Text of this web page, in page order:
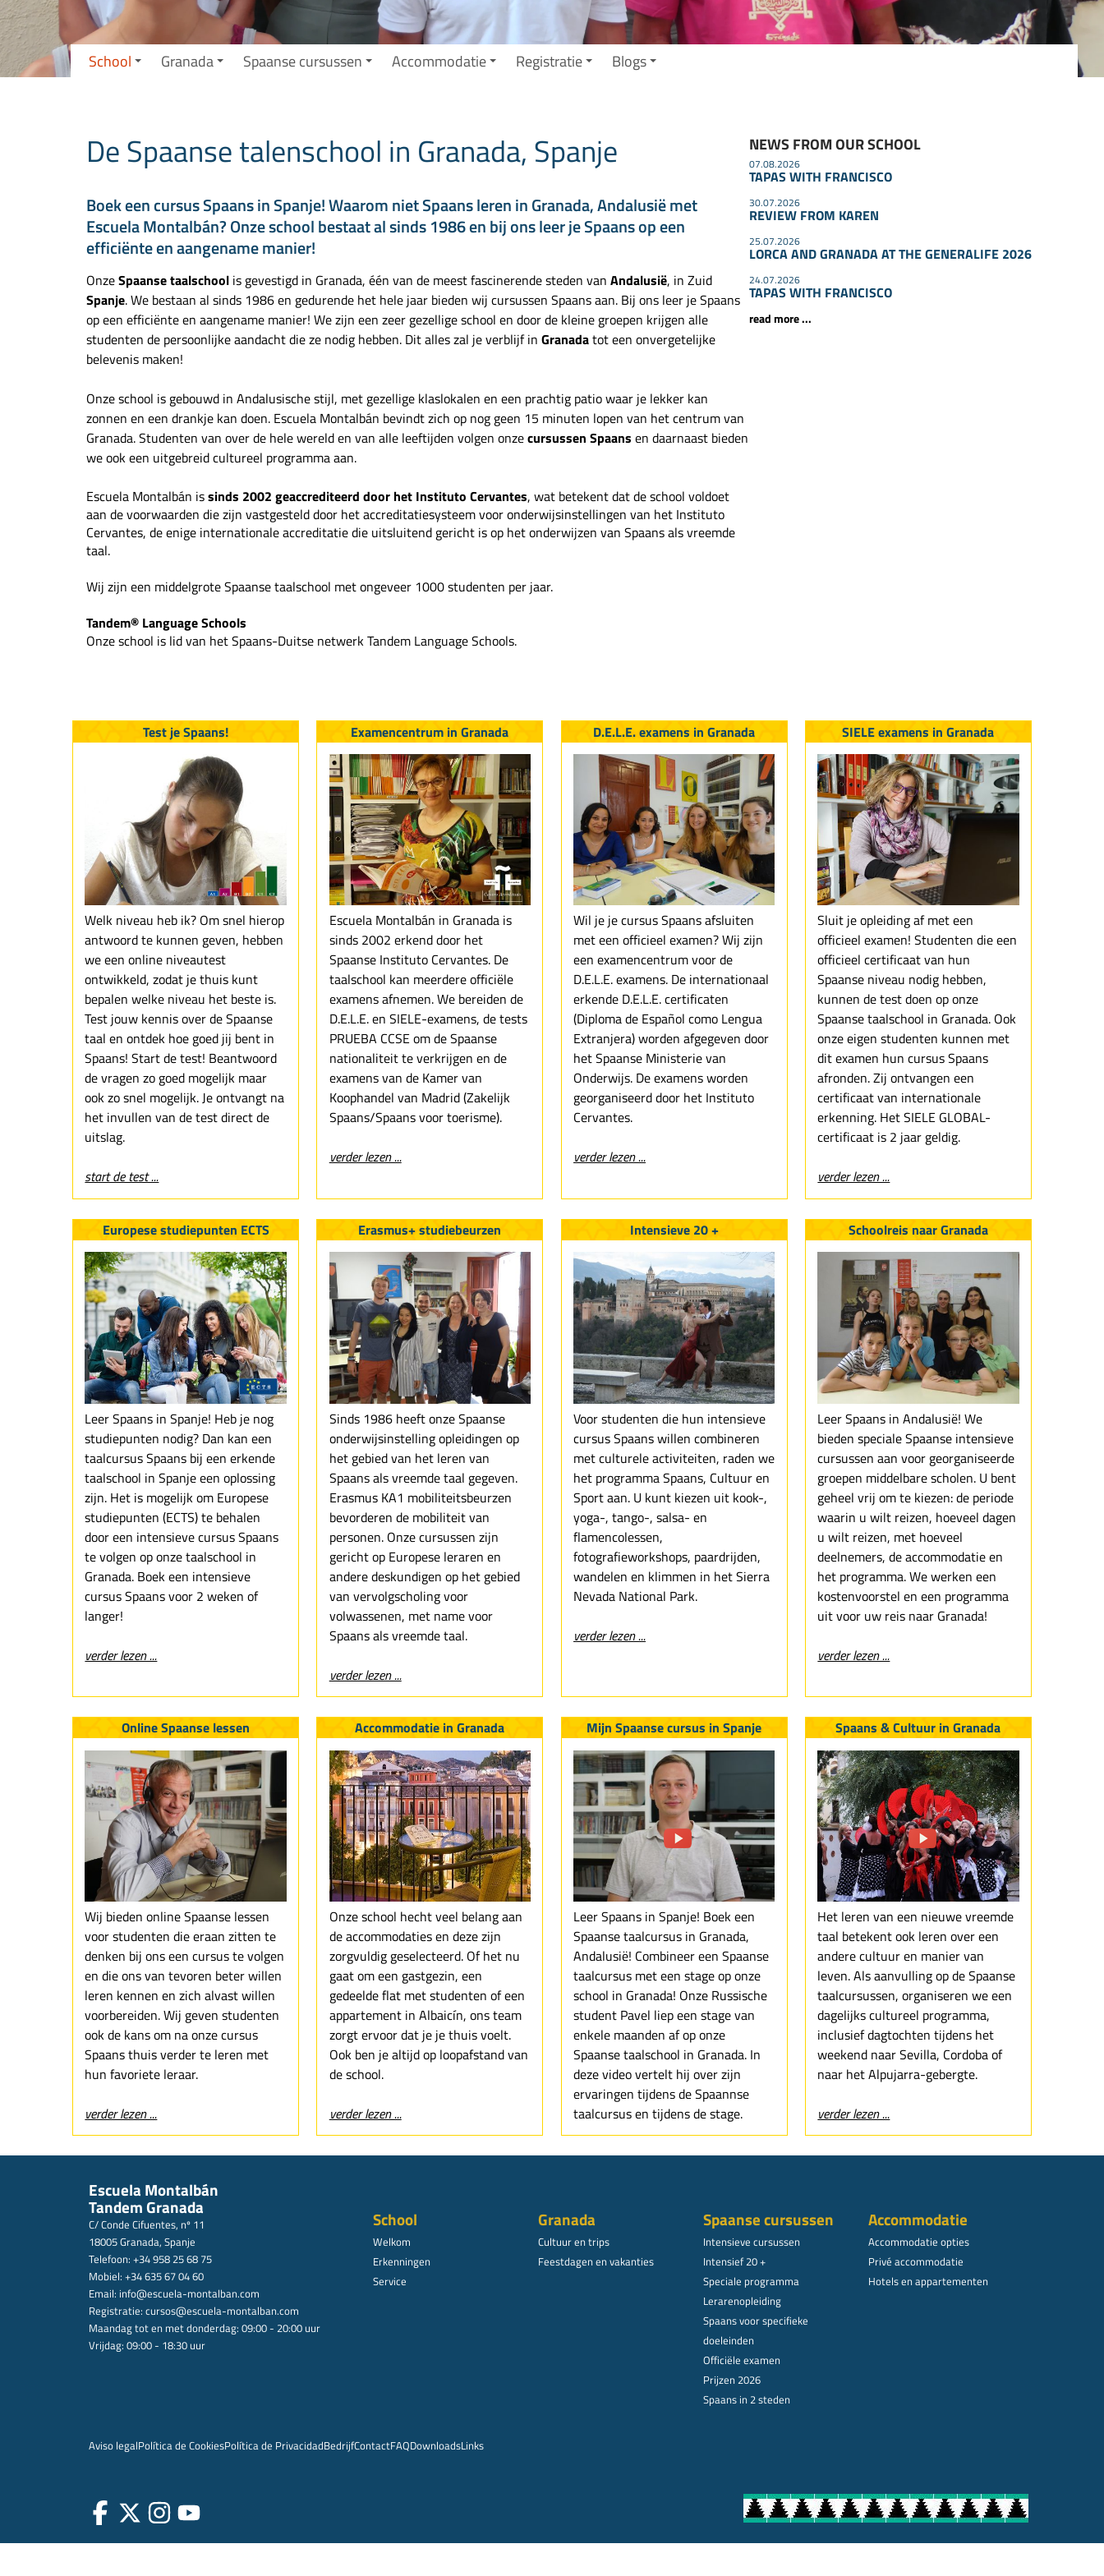
School Granada Spaanse cursussen Accommodatie Registratie Blogs
De Spaanse talenschool in Granada, Spanje
Boek een cursus Spaans in Spanje! Waarom niet Spaans leren in Granada, Andalusië met
Escuela Montalbán? Onze school bestaat al sinds 1986 en bij ons leer je Spaans op een
efficiënte en aangename manier!
OnzeSpaanse taalschool is gevestigd in Granada, één van de meest fascinerende steden vanAndalusië, in Zuid
Spanje. We bestaan al sinds 1986 en gedurende het hele jaar bieden wij cursussen Spaans aan. Bij ons leer je Spaans
op een efficiënte en aangename manier! We zijn een zeer gezellige school en door de kleine groepen krijgen alle
studenten de persoonlijke aandacht die ze nodig hebben. Dit alles zal je verblijf inGranadatot een onvergetelijke
belevenis maken!
Onze school is gebouwd in Andalusische stijl, met gezellige klaslokalen en een prachtig patio waar je lekker kan
zonnen en een drankje kan doen. Escuela Montalbán bevindt zich op nog geen 15 minuten lopen van het centrum van
Granada. Studenten van over de hele wereld en van alle leeftijden volgen onzecursussen Spaans en daarnaast bieden
we ook een uitgebreid cultureel programma aan.
Escuela Montalbán issinds 2002 geaccrediteerd door het Instituto Cervantes, wat betekent dat de school voldoet
aan de voorwaarden die zijn vastgesteld door het accreditatiesysteem voor onderwijsinstellingen van het Instituto
Cervantes, de enige internationale accreditatie die uitsluitend gericht is op het onderwijzen van Spaans als vreemde
taal.
Wij zijn een middelgrote Spaanse taalschool met ongeveer 1000 studenten per jaar.
Tandem® Language Schools
Onze school is lid van het Spaans-Duitse netwerk Tandem Language Schools.
NEWS FROM OUR SCHOOL
07.08.2026
TAPAS WITH FRANCISCO
30.07.2026
REVIEW FROM KAREN
25.07.2026
LORCA AND GRANADA AT THE GENERALIFE 2026
24.07.2026
TAPAS WITH FRANCISCO
read more ...
Test je Spaans!
Welk niveau heb ik? Om snel hierop
antwoord te kunnen geven, hebben
we een online niveautest
ontwikkeld, zodat je thuis kunt
bepalen welke niveau het beste is.
Test jouw kennis over de Spaanse
taal en ontdek hoe goed jij bent in
Spaans! Start de test! Beantwoord
de vragen zo goed mogelijk maar
ook zo snel mogelijk. Je ontvangt na
het invullen van de test direct de
uitslag.
start de test ...
Examencentrum in Granada
Escuela Montalbán in Granada is
sinds 2002 erkend door het
Spaanse Instituto Cervantes. De
taalschool kan meerdere officiële
examens afnemen. We bereiden de
D.E.L.E. en SIELE-examens, de tests
PRUEBA CCSE om de Spaanse
nationaliteit te verkrijgen en de
examens van de Kamer van
Koophandel van Madrid (Zakelijk
Spaans/Spaans voor toerisme).
verder lezen ...
D.E.L.E. examens in Granada
Wil je je cursus Spaans afsluiten
met een officieel examen? Wij zijn
een examencentrum voor de
D.E.L.E. examens. De internationaal
erkende D.E.L.E. certificaten
(Diploma de Español como Lengua
Extranjera) worden afgegeven door
het Spaanse Ministerie van
Onderwijs. De examens worden
georganiseerd door het Instituto
Cervantes.
verder lezen ...
SIELE examens in Granada
Sluit je opleiding af met een
officieel examen! Studenten die een
officieel certificaat van hun
Spaanse niveau nodig hebben,
kunnen de test doen op onze
Spaanse taalschool in Granada. Ook
onze eigen studenten kunnen met
dit examen hun cursus Spaans
afronden. Zij ontvangen een
certificaat van internationale
erkenning. Het SIELE GLOBAL-
certificaat is 2 jaar geldig.
verder lezen ...
Europese studiepunten ECTS
Leer Spaans in Spanje! Heb je nog
studiepunten nodig? Dan kan een
taalcursus Spaans bij een erkende
taalschool in Spanje een oplossing
zijn. Het is mogelijk om Europese
studiepunten (ECTS) te behalen
door een intensieve cursus Spaans
te volgen op onze taalschool in
Granada. Boek een intensieve
cursus Spaans voor 2 weken of
langer!
verder lezen ...
Erasmus+ studiebeurzen
Sinds 1986 heeft onze Spaanse
onderwijsinstelling opleidingen op
het gebied van het leren van
Spaans als vreemde taal gegeven.
Erasmus KA1 mobiliteitsbeurzen
bevorderen de mobiliteit van
personen. Onze cursussen zijn
gericht op Europese leraren en
andere deskundigen op het gebied
van vervolgscholing voor
volwassenen, met name voor
Spaans als vreemde taal.
verder lezen ...
Intensieve 20 +
Voor studenten die hun intensieve
cursus Spaans willen combineren
met culturele activiteiten, raden we
het programma Spaans, Cultuur en
Sport aan. U kunt kiezen uit kook-,
yoga-, tango-, salsa- en
flamencolessen,
fotografieworkshops, paardrijden,
wandelen en klimmen in het Sierra
Nevada National Park.
verder lezen ...
Schoolreis naar Granada
Leer Spaans in Andalusië! We
bieden speciale Spaanse intensieve
cursussen aan voor georganiseerde
groepen middelbare scholen. U bent
geheel vrij om te kiezen: de periode
waarin u wilt reizen, hoeveel dagen
u wilt reizen, met hoeveel
deelnemers, de accommodatie en
het programma. We werken een
kostenvoorstel en een programma
uit voor uw reis naar Granada!
verder lezen ...
Online Spaanse lessen
Wij bieden online Spaanse lessen
voor studenten die eraan zitten te
denken bij ons een cursus te volgen
en die ons van tevoren beter willen
leren kennen en zich alvast willen
voorbereiden. Wij geven studenten
ook de kans om na onze cursus
Spaans thuis verder te leren met
hun favoriete leraar.
verder lezen ...
Accommodatie in Granada
Onze school hecht veel belang aan
de accommodaties en deze zijn
zorgvuldig geselecteerd. Of het nu
gaat om een gastgezin, een
gedeelde flat met studenten of een
appartement in Albaicín, ons team
zorgt ervoor dat je je thuis voelt.
Ook ben je altijd op loopafstand van
de school.
verder lezen ...
Mijn Spaanse cursus in Spanje
Leer Spaans in Spanje! Boek een
Spaanse taalcursus in Granada,
Andalusië! Combineer een Spaanse
taalcursus met een stage op onze
school in Granada! Onze Russische
student Pavel liep een stage van
enkele maanden af op onze
Spaanse taalschool in Granada. In
deze video vertelt hij over zijn
ervaringen tijdens de Spaannse
taalcursus en tijdens de stage.
Spaans & Cultuur in Granada
Het leren van een nieuwe vreemde
taal betekent ook leren over een
andere cultuur en manier van
leven. Als aanvulling op de Spaanse
taalcursussen, organiseren we een
dagelijks cultureel programma,
inclusief dagtochten tijdens het
weekend naar Sevilla, Cordoba of
naar het Alpujarra-gebergte.
verder lezen ...
Escuela Montalbán
Tandem Granada
C/ Conde Cifuentes, nº 11
18005 Granada, Spanje
Telefoon: +34 958 25 68 75
Mobiel: +34 635 67 04 60
Email: info@escuela-montalban.com
Registratie: cursos@escuela-montalban.com
Maandag tot en met donderdag: 09:00 - 20:00 uur
Vrijdag: 09:00 - 18:30 uur
School
Welkom
Erkenningen
Service
Granada
Cultuur en trips
Feestdagen en vakanties
Spaanse cursussen
Intensieve cursussen
Intensief 20 +
Speciale programma
Lerarenopleiding
Spaans voor specifieke
doeleinden
Officiële examen
Prijzen 2026
Spaans in 2 steden
Accommodatie
Accommodatie opties
Privé accommodatie
Hotels en appartementen
Aviso legalPolítica de CookiesPolítica de PrivacidadBedrijfContactFAQDownloadsLinks